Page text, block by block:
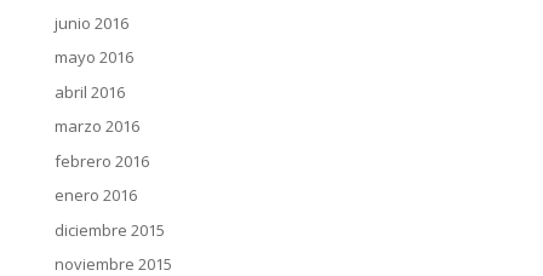
junio 2016
mayo 2016
abril 2016
marzo 2016
febrero 2016
enero 2016
diciembre 2015
noviembre 2015